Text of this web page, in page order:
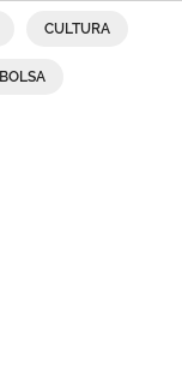
CULTURA
BOLSA